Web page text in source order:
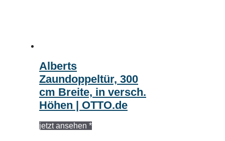
Alberts
Zaundoppeltür, 300
cm Breite, in versch.
Höhen | OTTO.de
jetzt ansehen *